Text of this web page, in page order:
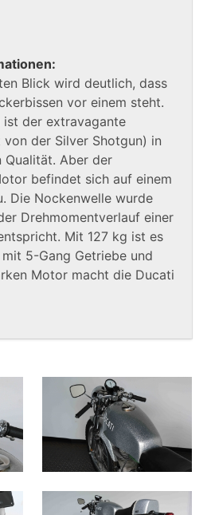
Blick wird deutlich, dass
vor einem steht.
ist der extravagante
der Silver Shotgun) in
Qualität. Aber der
befindet sich auf einem
Die Nockenwelle wurde
Drehmomentverlauf einer
Mit 127 kg ist es
5-Gang Getriebe und
Motor macht die Ducati